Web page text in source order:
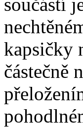
součástí
kapsičky
částečně